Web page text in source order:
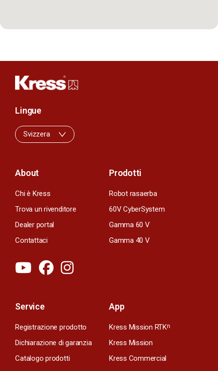
About
Chi è Kress
Trova un rivenditore
Dealer portal
Contattaci
Prodotti
Robot rasaerba
60V CyberSystem
Gamma 60 V
Gamma 40 V
Service
Registrazione prodotto
Dichiarazione di garanzia
Catalogo prodotti
App
Kress Mission RTKn
Kress Mission
Kress Commercial
Lingue
Svizzera